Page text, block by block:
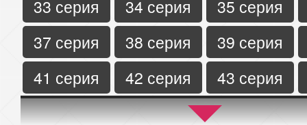
33 серия
34 серия
35 серия
37 серия
38 серия
39 серия
41 серия
42 серия
43 серия
45 серия
46 серия
47 серия